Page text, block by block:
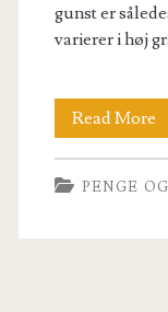
gunst er
varierer i høj
Read More
PENGE